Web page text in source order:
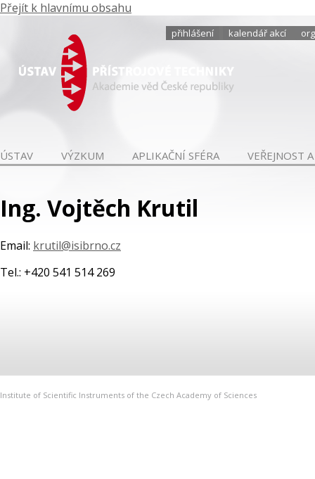
Přejít k hlavnímu obsahu
přihlášení kalendář akcí
ÚSTAV VÝZKUM APLIKAČNÍ SFÉRA VEŘEJNOST
Ing. Vojtěch Krutil
Email: krutil@isibrno.cz
Tel.: +420 541 514 269
Institute of Scientific Instruments of the Czech Academy of Sciences